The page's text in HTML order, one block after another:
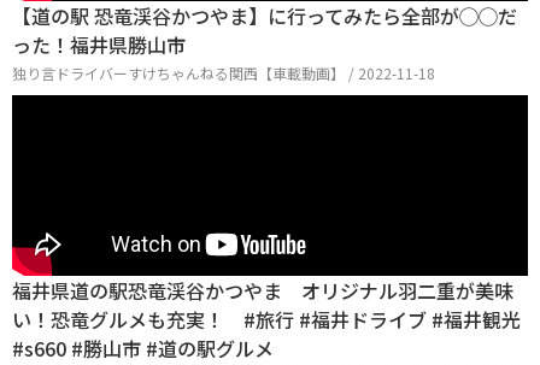
【道の駅 恐竜渓谷かつやま】に行ってみたら全部が◯◯だ
った！福井県勝山市
独り言ドライバーすけちゃんねる関西【車載動画】 / 2022-11-18
福井県道の駅恐竜渓谷かつやま オリジナル羽二重が美味
い！恐竜グルメも充実！ #旅行 #福井ドライブ #福井観光
#s660 #勝山市 #道の駅グルメ